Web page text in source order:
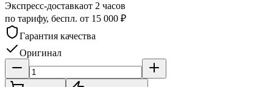
Экспресс-доставкаот 2 часов
по тарифу, беспл. от 15 000 ₽
Гарантия качества
Оригинал